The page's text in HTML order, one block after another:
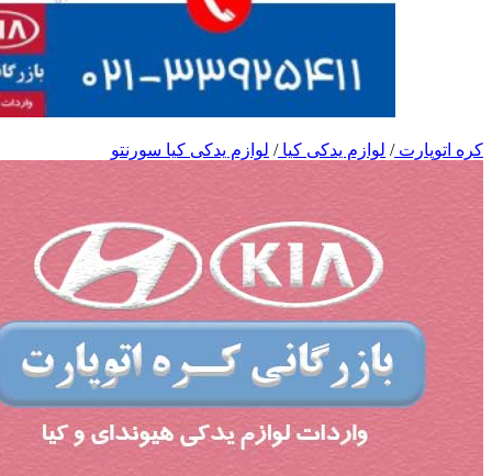
کره اتوپارت/ لوازم یدکی کیا/ لوازم یدکی کیا سورنتو